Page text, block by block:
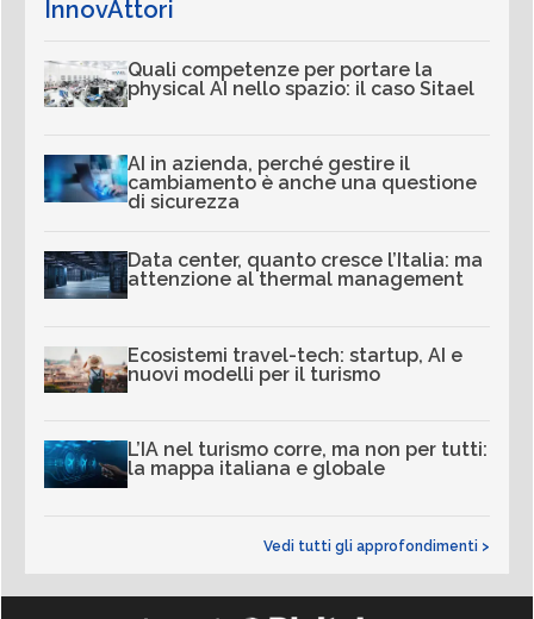
InnovAttori
Quali competenze per portare la
physical AI nello spazio: il caso Sitael
AI in azienda, perché gestire il
cambiamento è anche una questione
di sicurezza
Data center, quanto cresce l’Italia: ma
attenzione al thermal management
Ecosistemi travel-tech: startup, AI e
nuovi modelli per il turismo
L’IA nel turismo corre, ma non per tutti:
la mappa italiana e globale
Vedi tutti gli approfondimenti >